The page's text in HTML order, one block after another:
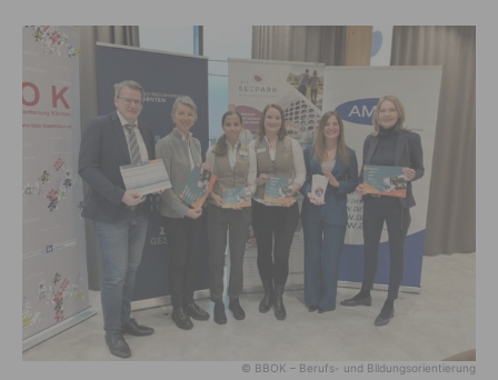
© BBOK – Berufs- und Bildungsorientierung